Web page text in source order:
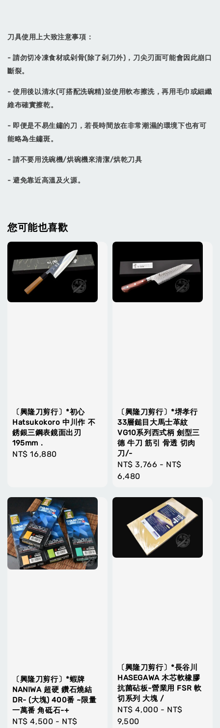
刀具使用上大致注意事項：
- 請勿切冷凍食材或剁骨(除了剁刀外)，刀尖刃面可能會因此崩口
斷裂。
- 使用後以清水(可搭配洗碗精)並使用軟布擦洗，再用毛巾或細纖
維布確實擦乾。
- 即便是不易生鏽的刀，若長時間放在非常潮濕的環境下也有可
能略為生鏽斑。
- 請不要用洗碗機/烘碗機來清潔/烘乾刀具
- 避免靠近高溫及火源。
您可能也喜歡
〔興隆刀剪行〕*初心
Hatsukokoro 中川作 不
銹銀三鋼表鏡面出刃
195mm .
Regular
NT$ 16,880
〔興隆刀剪行〕*堺孝行
33層鎚目大馬士革紋
VG10系列西式柄 劍型三
德 牛刀 筋引 骨透 切肉
刀/-
Regular
price
NT$ 3,766 - NT$
6,480
〔興隆刀剪行〕*蝦牌
NANIWA 超硬 鑽石燒結
DR- (大塊) 400番 ~限量
一萬番 角砥石-+
Regular
NT$ 4,500 - NT$
〔興隆刀剪行〕*長谷川
HASEGAWA 木芯軟橡膠
抗菌砧板-營業用 FSR 軟
切系列 大塊 /
Regular
price
NT$ 4,000 - NT$
9,500